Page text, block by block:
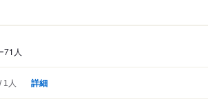
71人
1人 詳細